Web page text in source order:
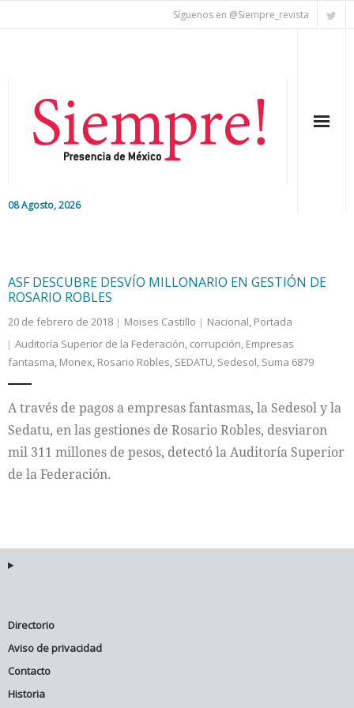
Síguenos en @Siempre_revista
08 Agosto, 2026
Colaboradores
Cultura
ASF DESCUBRE DESVÍO MILLONARIO EN GESTIÓN DE
ROSARIO ROBLES
20 de febrero de 2018 Moises Castillo Nacional, Portada
Auditoría Superior de la Federación, corrupción, Empresas
fantasma, Monex, Rosario Robles, SEDATU, Sedesol, Suma 6879
A través de pagos a empresas fantasmas, la Sedesol y la
Sedatu, en las gestiones de Rosario Robles, desviaron
mil 311 millones de pesos, detectó la Auditoría Superior
de la Federación.
Directorio
Aviso de privacidad
Contacto
Historia